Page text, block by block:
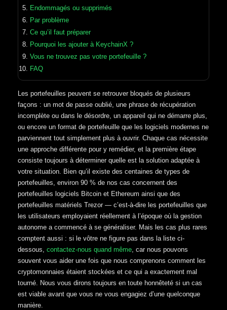
Endommagés ou supprimés
Par problème
Ce qu’il faut préparer
Pourquoi les ajouter à KeychainX ?
Vous ne trouvez pas votre portefeuille ?
FAQ
Les portefeuilles peuvent se retrouver bloqués de plusieurs
façons : un mot de passe oublié, une phrase de récupération
incomplète ou dans le désordre, un appareil qui ne démarre plus,
ou encore un format de portefeuille que les logiciels modernes ne
parviennent tout simplement plus à ouvrir. Chaque cas nécessite
une approche différente pour y remédier, et la première étape
consiste toujours à déterminer quelle est la solution adaptée à
votre situation. Bien qu’il existe des centaines de types de
portefeuilles, environ 90 % de nos cas concernent des
portefeuilles logiciels Bitcoin et Ethereum ainsi que des
portefeuilles matériels Trezor — c’est-à-dire les portefeuilles que
les utilisateurs employaient réellement à l’époque où la gestion
autonome a commencé à se généraliser. Mais les cas plus rares
comptent aussi : si le vôtre ne figure pas dans la liste ci-
dessous, contactez-nous quand même, car nous pouvons
souvent vous aider une fois que nous comprenons comment les
cryptomonnaies étaient stockées et ce qui a exactement mal
tourné. Nous vous dirons toujours en toute honnêteté si un cas
est viable avant que vous ne vous engagiez d’une quelconque
manière.